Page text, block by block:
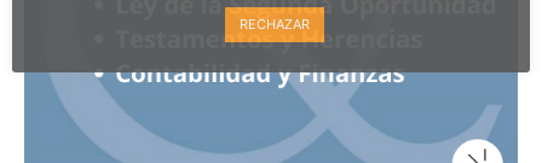
RECHAZAR